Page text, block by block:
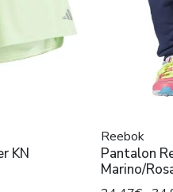
KN
Reebok
Pantalon
Marino/